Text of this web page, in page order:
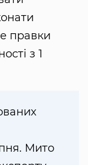
правки
з 1
Мито